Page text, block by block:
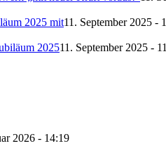
2025 mit11. September 2025 -
202511. September 2025 -
2026 - 14:19